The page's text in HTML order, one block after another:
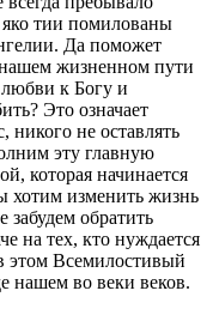
тии помилованы
Да поможет
жизненном пути
к Богу и
Это означает
никого не оставлять
эту главную
которая начинается
хотим изменить жизнь
обратить
на тех, кто нуждается
этом Всемилостивый
нашем во веки веков.